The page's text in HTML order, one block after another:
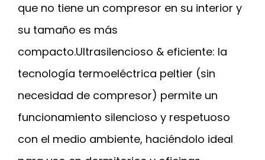
que no tiene un compresor en su interior y
su tamaño es más
compacto.Ultrasilencioso & eficiente: la
tecnología termoeléctrica peltier (sin
necesidad de compresor) permite un
funcionamiento silencioso y respetuoso
con el medio ambiente, haciéndolo ideal